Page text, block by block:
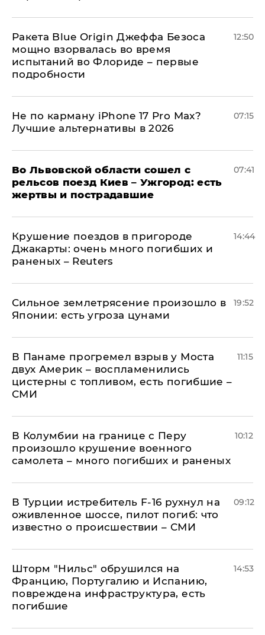
Ракета Blue Origin Джеффа Безоса
мощно взорвалась во время
испытаний во Флориде – первые
подробности
12:50
Не по карману iPhone 17 Pro Max?
Лучшие альтернативы в 2026
07:15
Во Львовской области сошел с
рельсов поезд Киев – Ужгород: есть
жертвы и пострадавшие
07:41
Крушение поездов в пригороде
Джакарты: очень много погибших и
раненых – Reuters
14:44
Сильное землетрясение произошло в
Японии: есть угроза цунами
19:52
В Панаме прогремел взрыв у Моста
двух Америк – воспламенились
цистерны с топливом, есть погибшие –
СМИ
11:15
В Колумбии на границе с Перу
произошло крушение военного
самолета – много погибших и раненых
10:12
В Турции истребитель F-16 рухнул на
оживленное шоссе, пилот погиб: что
известно о происшествии – СМИ
09:12
Шторм "Нильс" обрушился на
Францию, Португалию и Испанию,
повреждена инфраструктура, есть
погибшие
14:53